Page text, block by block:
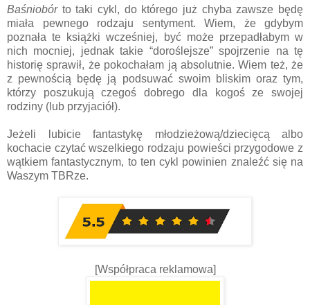
Baśniobór to taki cykl, do którego już chyba zawsze będę
miała pewnego rodzaju sentyment. Wiem, że gdybym
poznała te książki wcześniej, być może przepadłabym w
nich mocniej, jednak takie “doroślejsze” spojrzenie na tę
historię sprawił, że pokochałam ją absolutnie. Wiem też, że
z pewnością będę ją podsuwać swoim bliskim oraz tym,
którzy poszukują czegoś dobrego dla kogoś ze swojej
rodziny (lub przyjaciół).
Jeżeli lubicie fantastykę młodzieżową/dziecięcą albo
kochacie czytać wszelkiego rodzaju powieści przygodowe z
wątkiem fantastycznym, to ten cykl powinien znaleźć się na
Waszym TBRze.
[Współpraca reklamowa]